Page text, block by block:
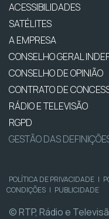
ACESSIBILIDADES
SATÉLITES
A EMPRESA
CONSELHO GERAL
CONSELHO DE OPINIÃO
CONTRATO DE
RÁDIO E TELEVISÃO
RGPD
GESTÃO DAS
POLÍTICA DE PRIVACIDADE |
CONDIÇÕES | PUBLICIDADE
© RTP, Rádio e